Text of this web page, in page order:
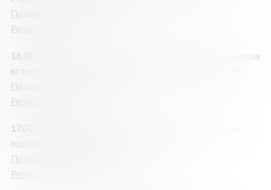
Подробнее о мероприятии
Регистрация
16.00
– «Поэзия – русская национальная идея»: творческая
встреча с поэтом Андреем Коровиным (г. Москва), 12+
Подробнее о мероприятии
Регистрация
17.00
поэтом Андреем Звягиным (г. Москва), 12+
Подробнее о мероприятии
Регистрация